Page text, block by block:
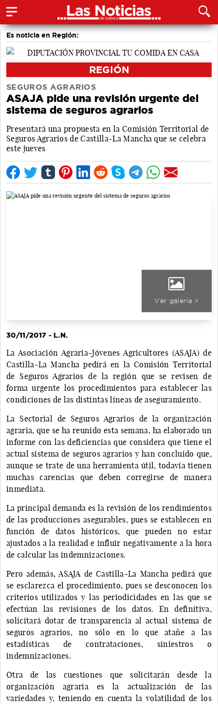
Es noticia en Región:
REGIÓN
SEGUROS AGRARIOS
ASAJA pide una revisión urgente del
sistema de seguros agrarios
Presentará una propuesta en la Comisión Territorial de
Seguros Agrarios de Castilla-La Mancha que se celebra
este jueves
Ver galería >
30/11/2017 - L.N.
La Asociación Agraria-Jóvenes Agricultores (ASAJA) de
Castilla-La Mancha pedirá en la Comisión Territorial
de Seguros Agrarios de la región que se revisen de
forma urgente los procedimientos para establecer las
condiciones de las distintas líneas de aseguramiento.
La Sectorial de Seguros Agrarios de la organización
agraria, que se ha reunido esta semana, ha elaborado un
informe con las deficiencias que considera que tiene el
actual sistema de seguros agrarios y han concluido que,
aunque se trate de una herramienta útil, todavía tienen
muchas carencias que deben corregirse de manera
inmediata.
La principal demanda es la revisión de los rendimientos
de las producciones asegurables, pues se establecen en
función de datos históricos, que pueden no estar
ajustados a la realidad e influir negativamente a la hora
de calcular las indemnizaciones.
Pero además, ASAJA de Castilla-La Mancha pedirá que
se esclarezca el procedimiento, pues se desconocen los
criterios utilizados y las periodicidades en las que se
efectúan las revisiones de los datos. En definitiva,
solicitará dotar de transparencia al actual sistema de
seguros agrarios, no sólo en lo que atañe a las
estadísticas de contrataciones, siniestros o
indemnizaciones.
Otra de las cuestiones que solicitarán desde la
organización agraria es la actualización de las
variedades y, teniendo en cuenta la volatilidad de los